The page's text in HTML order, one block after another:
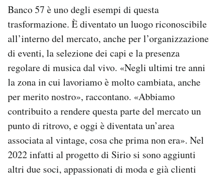
Banco 57 è uno degli esempi di questa
trasformazione. È diventato un luogo riconoscibile
all’interno del mercato, anche per l’organizzazione
di eventi, la selezione dei capi e la presenza
regolare di musica dal vivo. «Negli ultimi tre anni
la zona in cui lavoriamo è molto cambiata, anche
per merito nostro», raccontano. «Abbiamo
contribuito a rendere questa parte del mercato un
punto di ritrovo, e oggi è diventata un’area
associata al vintage, cosa che prima non era». Nel
2022 infatti al progetto di Sirio si sono aggiunti
altri due soci, appassionati di moda e già clienti